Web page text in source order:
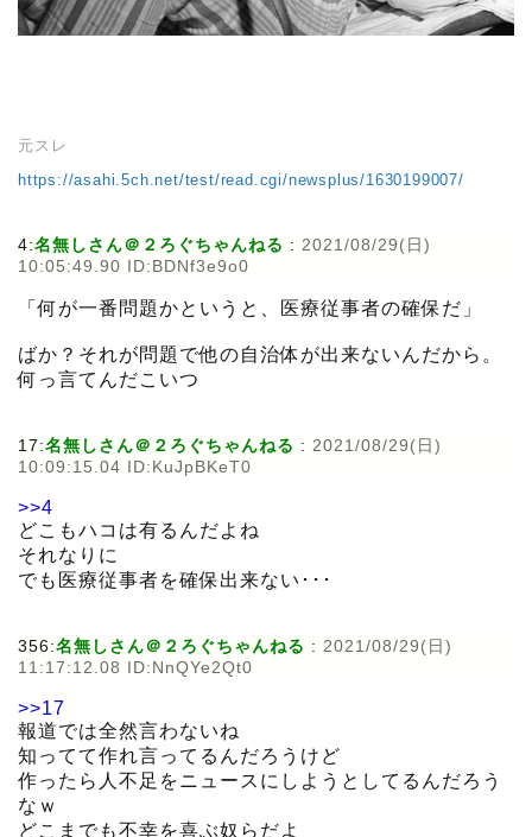
元スレ
https://asahi.5ch.net/test/read.cgi/newsplus/1630199007/
4:名無しさん＠２ろぐちゃんねる : 2021/08/29(日)
10:05:49.90 ID:BDNf3e9o0
「何が一番問題かというと、医療従事者の確保だ」
ばか？それが問題で他の自治体が出来ないんだから。
何っ言てんだこいつ
17:名無しさん＠２ろぐちゃんねる : 2021/08/29(日)
10:09:15.04 ID:KuJpBKeT0
>>4
どこもハコは有るんだよね
それなりに
でも医療従事者を確保出来ない･･･
356:名無しさん＠２ろぐちゃんねる : 2021/08/29(日)
11:17:12.08 ID:NnQYe2Qt0
>>17
報道では全然言わないね
知ってて作れ言ってるんだろうけど
作ったら人不足をニュースにしようとしてるんだろう
なｗ
どこまでも不幸を喜ぶ奴らだよ